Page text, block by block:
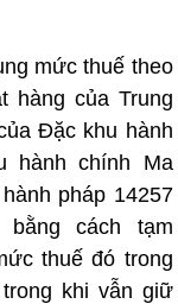
mức thuế theo
hàng của Trung
Đặc khu hành
hành chính Ma
pháp 14257
cách tạm
thuế đó trong
khi vẫn giữ